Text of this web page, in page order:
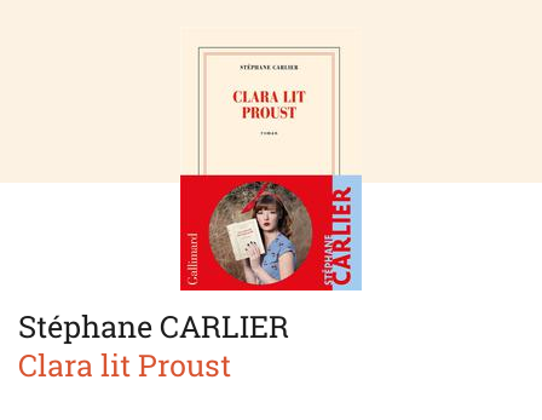
Stéphane CARLIER
Clara lit Proust